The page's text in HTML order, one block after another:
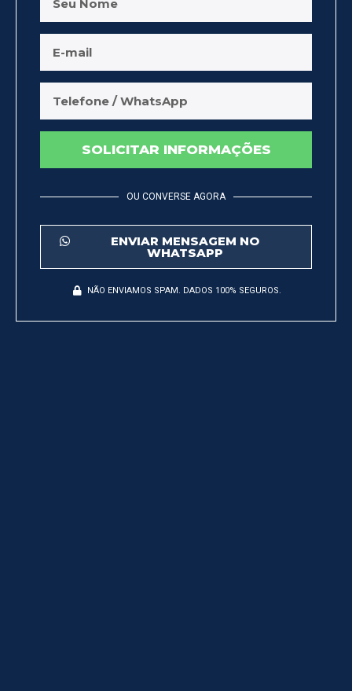
SOLICITAR INFORMAÇÕES
OU CONVERSE AGORA
ENVIAR MENSAGEM NO
WHATSAPP
NÃO ENVIAMOS SPAM. DADOS 100% SEGUROS.